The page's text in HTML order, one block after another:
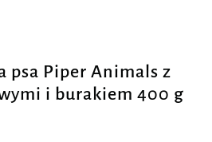
psa Piper Animals z
i burakiem 400 g